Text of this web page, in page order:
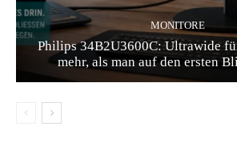
MONITORE
Philips 34B2U3600C: Ultrawide
mehr, als man auf den ersten